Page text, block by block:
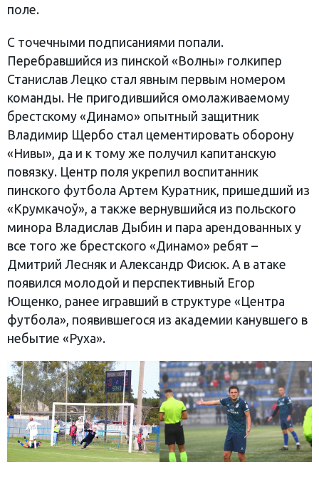
поле.
С точечными подписаниями попали.
Перебравшийся из пинской «Волны» голкипер
Станислав Лецко стал явным первым номером
команды. Не пригодившийся омолаживаемому
брестскому «Динамо» опытный защитник
Владимир Щербо стал цементировать оборону
«Нивы», да и к тому же получил капитанскую
повязку. Центр поля укрепил воспитанник
пинского футбола Артем Куратник, пришедший из
«Крумкачоў», а также вернувшийся из польского
минора Владислав Дыбин и пара арендованных у
все того же брестского «Динамо» ребят –
Дмитрий Лесняк и Александр Фисюк. А в атаке
появился молодой и перспективный Егор
Ющенко, ранее игравший в структуре «Центра
футбола», появившегося из академии канувшего в
небытие «Руха».